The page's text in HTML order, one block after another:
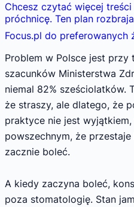
Chcesz czytać więcej treści
próchnicę. Ten plan
Focus.pl do preferowanych
Problem w Polsce jest przy
szacunków Ministerstwa
niemal 82% sześciolatków.
że straszy, ale dlatego, że
praktyce nie jest
powszechnym, że
zacznie boleć.
A kiedy zaczyna boleć,
poza stomatologię. Stan